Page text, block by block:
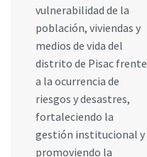
vulnerabilidad de la
población, viviendas y
medios de vida del
distrito de Pisac frente
a la ocurrencia de
riesgos y desastres,
fortaleciendo la
gestión institucional y
promoviendo la